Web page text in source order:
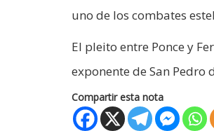
uno de los combates
El pleito entre Ponce y
exponente de San Pedro
Compartir esta nota